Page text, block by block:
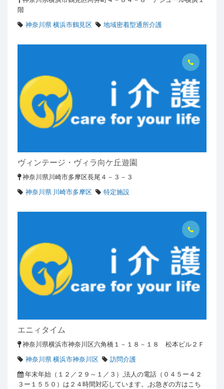
階
神奈川県 横浜市鶴見区
地域密着型通所介護
ヴィンテージ・ヴィラ向ケ丘遊園
神奈川県川崎市多摩区長尾４－３－３
神奈川県 川崎市多摩区
特定施設
エニィタイム
神奈川県横浜市神奈川区六角橋１－１８－１８ 松本ビル２Ｆ
神奈川県 横浜市神奈川区
訪問介護
年末年始（１２／２９～１／３）,法人の電話（０４５ー４２
３ー１５５０）は２４時間対応しています。,お急ぎの方はこち